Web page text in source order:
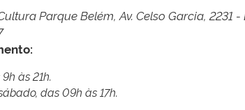
Parque Belém, Av. Celso Garcia, 2231
às 21h.
das 09h às 17h.